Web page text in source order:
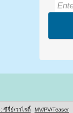
: ซีรี่ย์/วาไรตี้
MV/PV/Teaser